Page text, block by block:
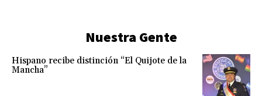
Nuestra Gente
Hispano recibe distinción “El Quijote de la
Mancha”